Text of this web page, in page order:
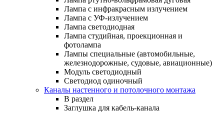
Лампа с инфракрасным излучением
Лампа с УФ-излучением
Лампа светодиодная
Лампа студийная, проекционная и
фотолампа
Лампы специальные (автомобильные,
железнодорожные, судовые, авиационные)
Модуль светодиодный
Светодиод одиночный
Каналы настенного и потолочного монтажа
В раздел
Заглушка для кабель-канала